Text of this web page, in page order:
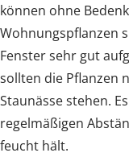
können ohne
Wohnungspflanzen
Fenster sehr gut
sollten die Pflanzen
Staunässe stehen.
regelmäßigen
feucht hält.